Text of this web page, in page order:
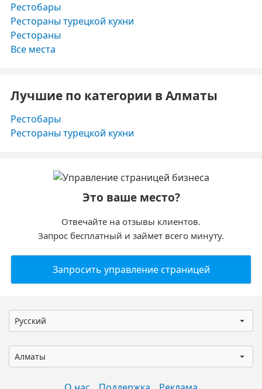
Рестобары
Рестораны турецкой кухни
Рестораны
Все места
Лучшие по категории в Алматы
Рестобары
Рестораны турецкой кухни
Это ваше место?
Отвечайте на отзывы клиентов.
Запрос бесплатный и займет всего минуту.
Запросить управление страницей
Русский
Алматы